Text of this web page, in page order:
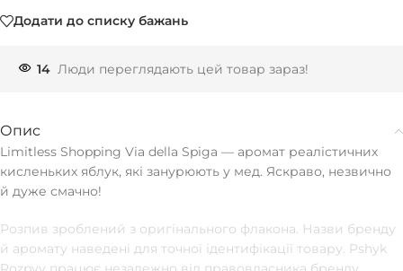
Додати до списку бажань
14 Люди переглядають цей товар зараз!
Опис
Limitless Shopping Via della Spiga — аромат реалістичних
кисленьких яблук, які занурюють у мед. Яскраво, незвично
й дуже смачно!
Розпив зроблений з оригінального флакона. Назви бренду
й аромату наведені для точної ідентифікації товару. Pshyk